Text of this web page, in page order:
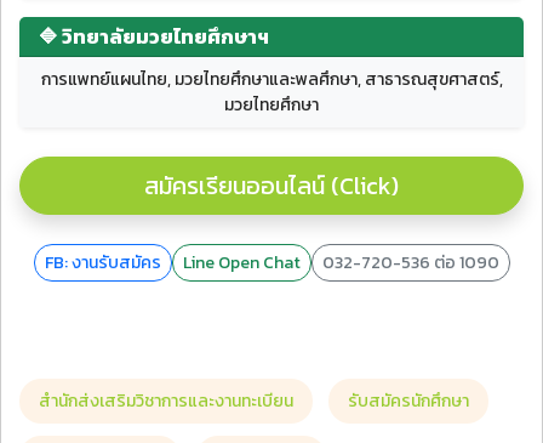
🔷 วิทยาลัยมวยไทยศึกษาฯ
การแพทย์แผนไทย, มวยไทยศึกษาและพลศึกษา, สาธารณสุขศาสตร์,
มวยไทยศึกษา
สมัครเรียนออนไลน์ (Click)
FB: งานรับสมัคร Line Open Chat 032-720-536 ต่อ 1090
สำนักส่งเสริมวิชาการและงานทะเบียน รับสมัครนักศึกษา